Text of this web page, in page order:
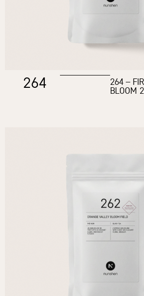
264 264 –
BLOOM